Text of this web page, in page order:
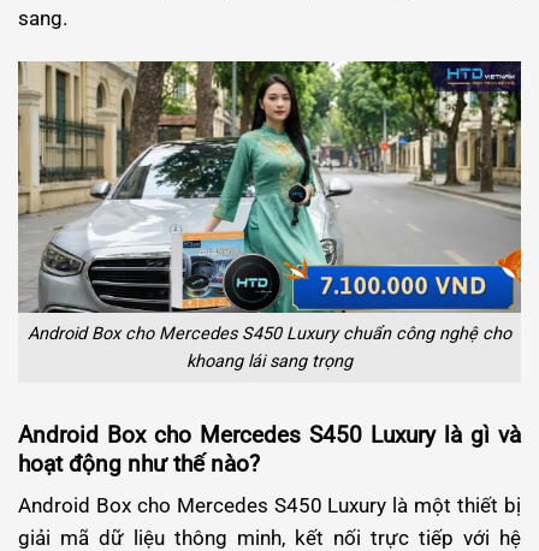
sang.
Android Box cho Mercedes S450 Luxury chuẩn công nghệ cho
khoang lái sang trọng
Android Box cho Mercedes S450 Luxury là gì và
hoạt động như thế nào?
Android Box cho Mercedes S450 Luxury là một thiết bị
giải mã dữ liệu thông minh, kết nối trực tiếp với hệ